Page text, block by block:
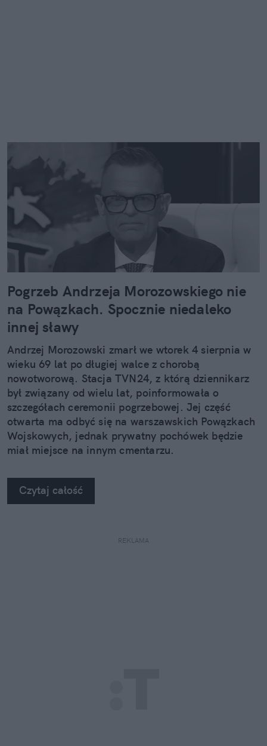
Pogrzeb Andrzeja Morozowskiego nie
na Powązkach. Spocznie niedaleko
innej sławy
Andrzej Morozowski zmarł we wtorek 4 sierpnia w
wieku 69 lat po długiej walce z chorobą
nowotworową. Stacja TVN24, z którą dziennikarz
był związany od wielu lat, poinformowała o
szczegółach ceremonii pogrzebowej. Jej część
otwarta ma odbyć się na warszawskich Powązkach
Wojskowych, jednak prywatny pochówek będzie
miał miejsce na innym cmentarzu.
Czytaj całość
REKLAMA